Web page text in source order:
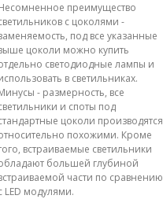
преимущество
с цоколями -
под все указанные
цоколи можно купить
светодиодные лампы и
в светильниках.
- размерность, все
и споты под
цоколи производятся
похожими. Кроме
встраиваемые светильники
большей глубиной
части по сравнению
LED модулями.